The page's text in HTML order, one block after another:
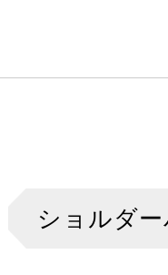
ショルダ